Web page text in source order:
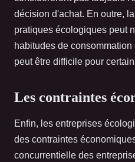
décision d'achat. En outre,
pratiques écologiques peut
habitudes de
peut être difficile pour
Les contraintes
Enfin, les entreprises
des contraintes
concurrentielle des